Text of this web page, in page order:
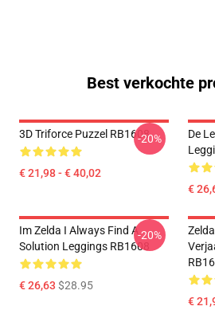
Best verkochte
3D Triforce Puzzel RB1608
€ 21,98 - € 40,02
-20%
De
€
Im Zelda I Always Find A
Solution Leggings RB1608
€ 26,63 $28.95
-20%
€